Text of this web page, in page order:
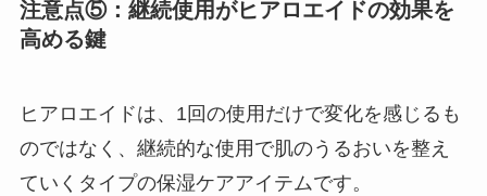
注意点⑤：継続使用がヒアロエイドの効果を
高める鍵
ヒアロエイドは、1回の使用だけで変化を感じるも
のではなく、継続的な使用で肌のうるおいを整え
ていくタイプの保湿ケアアイテムです。